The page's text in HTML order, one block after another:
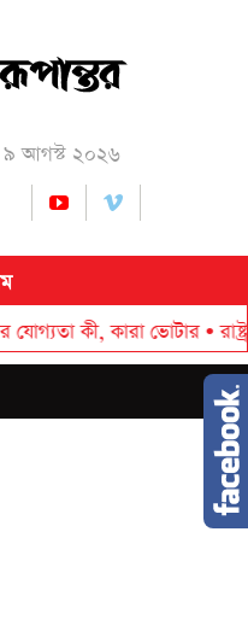
৯ আগস্ট ২০২৬
কী, কারা ভোটার•রাষ্ট্রপতি